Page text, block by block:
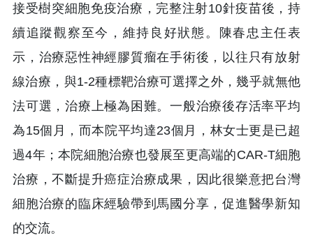
接受樹突細胞免疫治療，完整注射10針疫苗後，持
續追蹤觀察至今，維持良好狀態。陳春忠主任表
示，治療惡性神經膠質瘤在手術後，以往只有放射
線治療，與1-2種標靶治療可選擇之外，幾乎就無他
法可選，治療上極為困難。一般治療後存活率平均
為15個月，而本院平均達23個月，林女士更是已超
過4年；本院細胞治療也發展至更高端的CAR-T細胞
治療，不斷提升癌症治療成果，因此很樂意把台灣
細胞治療的臨床經驗帶到馬國分享，促進醫學新知
的交流。